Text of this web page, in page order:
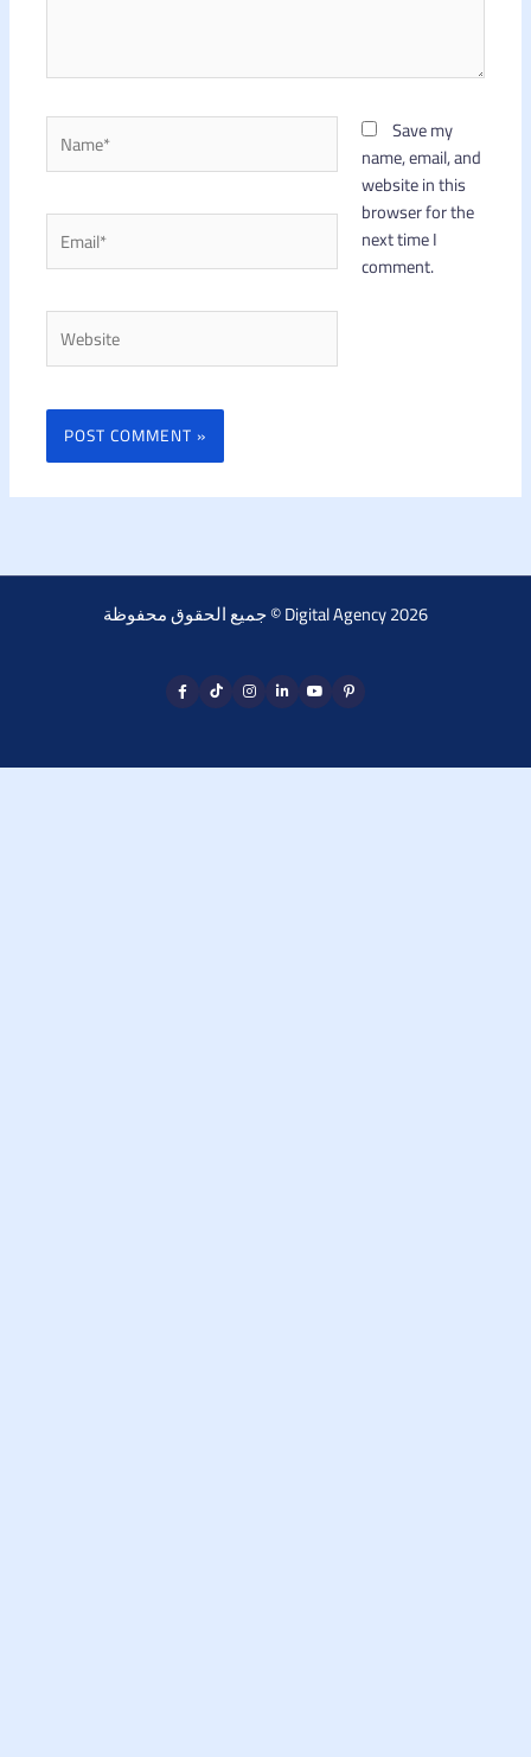
Name*
Website
Save my
name, email, and
website in this
browser for the
next time I
comment.
جميع الحقوق محفوظة © Digital Agency 2026